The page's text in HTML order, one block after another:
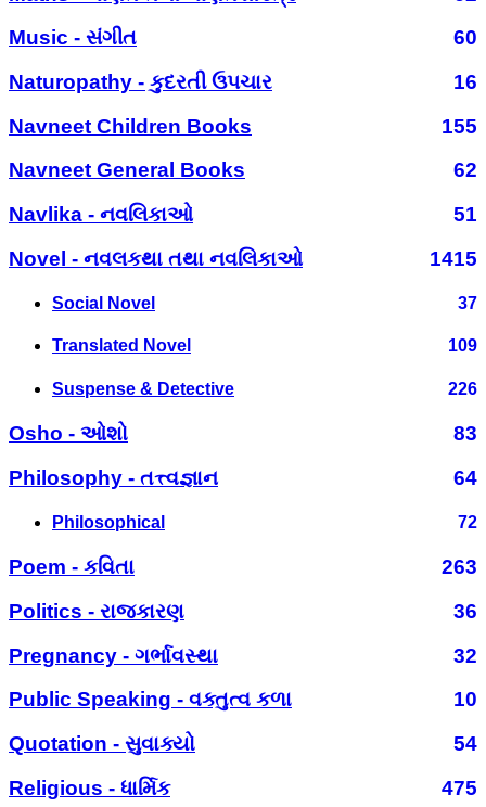
Music - સંગીત
60
Naturopathy - કુદરતી ઉપચાર
16
Navneet Children Books
155
Navneet General Books
62
Navlika - નવલિકાઓ
51
Novel - નવલકથા તથા નવલિકાઓ
1415
Social Novel 37
Translated Novel 109
Suspense & Detective 226
Osho - ઓશો
83
Philosophy - તત્ત્વજ્ઞાન
64
Philosophical 72
Poem - કવિતા
263
Politics - રાજકારણ
36
Pregnancy - ગર્ભાવસ્થા
32
Public Speaking - વક્તુત્વ કળા
10
Quotation - સુવાક્યો
54
Religious - ધાર્મિક
475